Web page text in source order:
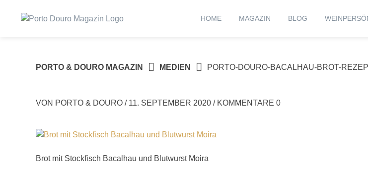
HOME MAGAZIN BLOG
PORTO & DOURO MAGAZIN MEDIEN PORTO-DOURO-BACALHAU-BROT-
VON PORTO & DOURO / 11. SEPTEMBER 2020 / KOMMENTARE 0
Brot mit Stockfisch Bacalhau und Blutwurst Moira